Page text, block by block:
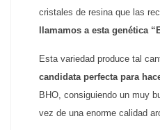
cristales de resina que las
llamamos a esta genética
candidata perfecta para
BHO, consiguiendo un muy
vez de una enorme calidad